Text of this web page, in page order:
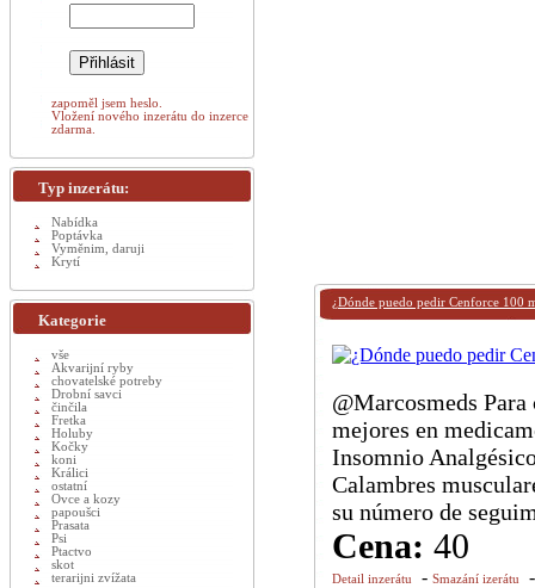
¿Dónde puedo pedir Cenforce 100
@Marcosmeds
mejores en
Insomnio
Calambres
su número de
Cena: 40
Detail inzerátu - Smazání izerátu
zapoměl jsem heslo.
Vložení nového inzerátu do inzerce
zdarma.
Typ inzerátu:
Nabídka
Poptávka
Vyměnim, daruji
Krytí
Kategorie
vše
Akvarijní ryby
chovatelské potreby
Drobní savci
činčila
Fretka
Holuby
Kočky
koni
Králici
ostatní
Ovce a kozy
papoušci
Prasata
Psi
Ptactvo
skot
terarijni zvížata